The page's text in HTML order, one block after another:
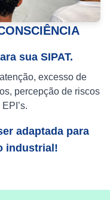
sua SIPAT.
excesso de
percepção de riscos
adaptada para
industrial!